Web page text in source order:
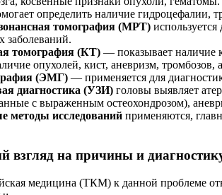
определить наличие гидроцефалии,
томография (МРТ)
заболеваний.
томография (КТ) — показывает наличие
опухолей, кист, аневризм, тромбозов,
(ЭМГ) — применяется для
диагностика (УЗИ) головы выявляет
с выраженным остеохондрозом),
методы исследований применяются,
взгляд на причины и
медицина (ТКМ) к данной проблеме